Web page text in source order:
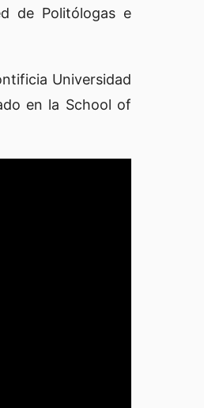
de Politólogas e
Universidad
en la School of